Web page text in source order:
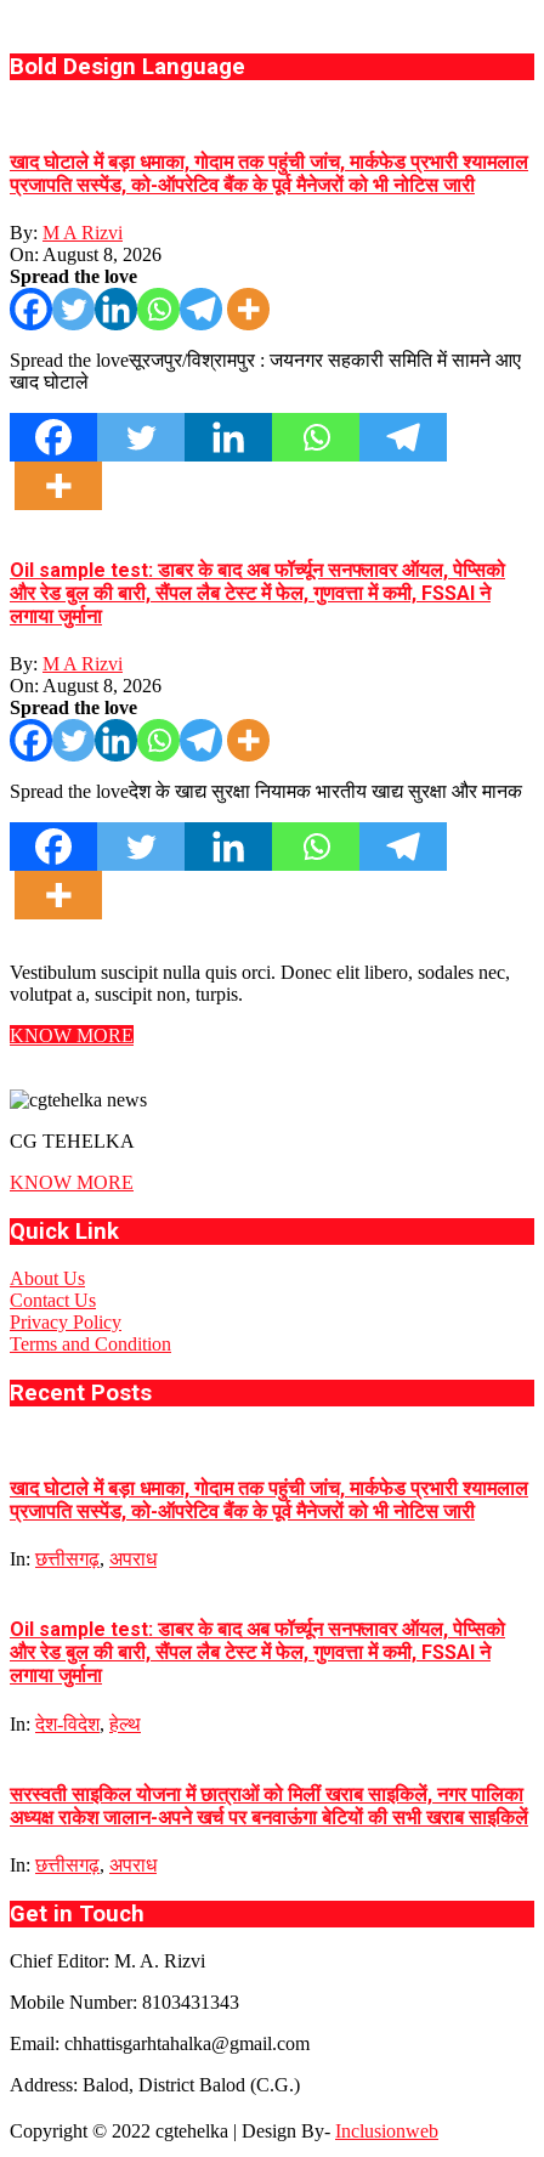
Bold Design Language
खाद घोटाले में बड़ा धमाका, गोदाम तक पहुंची जांच, मार्कफेड प्रभारी श्यामलाल
प्रजापति सस्पेंड, को-ऑपरेटिव बैंक के पूर्व मैनेजरों को भी नोटिस जारी
By: M A Rizvi
On: August 8, 2026
Spread the love
Spread the loveसूरजपुर/विश्रामपुर : जयनगर सहकारी समिति में सामने आए
खाद घोटाले
Oil sample test: डाबर के बाद अब फॉर्च्यून सनफ्लावर ऑयल, पेप्सिको
और रेड बुल की बारी, सैंपल लैब टेस्ट में फेल, गुणवत्ता में कमी, FSSAI ने
लगाया जुर्माना
By: M A Rizvi
On: August 8, 2026
Spread the love
Spread the loveदेश के खाद्य सुरक्षा नियामक भारतीय खाद्य सुरक्षा और मानक
Vestibulum suscipit nulla quis orci. Donec elit libero, sodales nec,
volutpat a, suscipit non, turpis.
KNOW MORE
CG TEHELKA
KNOW MORE
Quick Link
About Us
Contact Us
Privacy Policy
Terms and Condition
Recent Posts
खाद घोटाले में बड़ा धमाका, गोदाम तक पहुंची जांच, मार्कफेड प्रभारी श्यामलाल
प्रजापति सस्पेंड, को-ऑपरेटिव बैंक के पूर्व मैनेजरों को भी नोटिस जारी
In: छत्तीसगढ़, अपराध
Oil sample test: डाबर के बाद अब फॉर्च्यून सनफ्लावर ऑयल, पेप्सिको
और रेड बुल की बारी, सैंपल लैब टेस्ट में फेल, गुणवत्ता में कमी, FSSAI ने
लगाया जुर्माना
In: देश-विदेश,हेल्थ
सरस्वती साइकिल योजना में छात्राओं को मिलीं खराब साइकिलें, नगर पालिका
अध्यक्ष राकेश जालान-अपने खर्च पर बनवाऊंगा बेटियों की सभी खराब साइकिलें
In: छत्तीसगढ़, अपराध
Get in Touch
Chief Editor: M. A. Rizvi
Mobile Number: 8103431343
Email: chhattisgarhtahalka@gmail.com
Address: Balod, District Balod (C.G.)
Copyright © 2022 cgtehelka | Design By- Inclusionweb